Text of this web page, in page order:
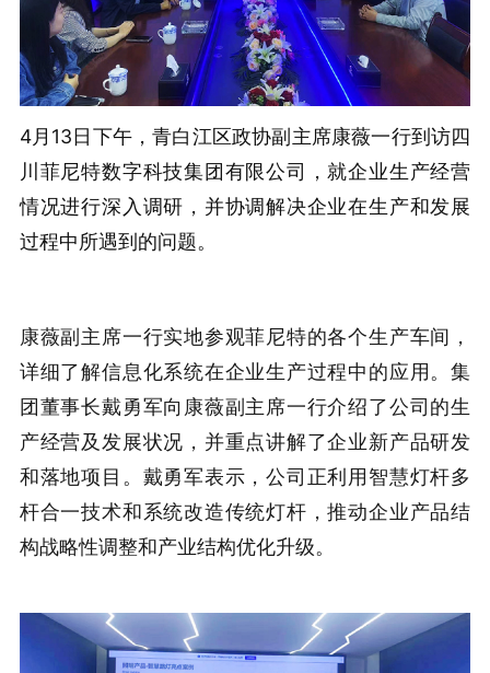
4月13日下午，青白江区政协副主席康薇一行到访四
川菲尼特数字科技集团有限公司，就企业生产经营
情况进行深入调研，并协调解决企业在生产和发展
过程中所遇到的问题。
康薇副主席一行实地参观菲尼特的各个生产车间，
详细了解信息化系统在企业生产过程中的应用。集
团董事长戴勇军向康薇副主席一行介绍了公司的生
产经营及发展状况，并重点讲解了企业新产品研发
和落地项目。戴勇军表示，公司正利用智慧灯杆多
杆合一技术和系统改造传统灯杆，推动企业产品结
构战略性调整和产业结构优化升级。